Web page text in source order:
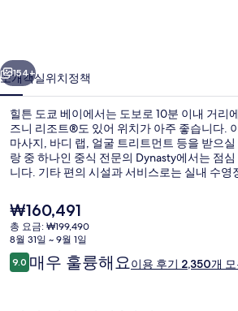
사
진
갤
러
리
다음
154+
소개객실위치정책
힐튼 도쿄 베이에서는 도보로 10분 이내 거리
즈니 리조트®도 있어 위치가 아주 좋습니다.
마사지, 바디 랩, 얼굴 트리트먼트 등을 받으
랑 중 하나인 중식 전문의 Dynasty에서는 점
니다. 기타 편의 시설과 서비스로는 실내 수
위치에 대단히 만족하셨어요. 이 숙박 시설은
가 편리해요. 베이사이드 역의 경우 4분만 걸
니랜드 역도 15분 거리에 있어요.
현
재
가
격
은
₩160,491
총 요금: ₩199,490
8월 31일 ~ 9월 1일
이
용
9.010점 만점 중 9.0점.
매우 훌륭해요이용 후기 2,350개